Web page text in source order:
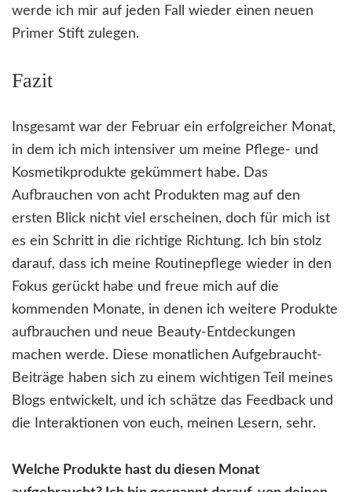
werde ich mir auf jeden Fall wieder einen neuen
Primer Stift zulegen.
Fazit
Insgesamt war der Februar ein erfolgreicher Monat,
in dem ich mich intensiver um meine Pflege- und
Kosmetikprodukte gekümmert habe. Das
Aufbrauchen von acht Produkten mag auf den
ersten Blick nicht viel erscheinen, doch für mich ist
es ein Schritt in die richtige Richtung. Ich bin stolz
darauf, dass ich meine Routinepflege wieder in den
Fokus gerückt habe und freue mich auf die
kommenden Monate, in denen ich weitere Produkte
aufbrauchen und neue Beauty-Entdeckungen
machen werde. Diese monatlichen Aufgebraucht-
Beiträge haben sich zu einem wichtigen Teil meines
Blogs entwickelt, und ich schätze das Feedback und
die Interaktionen von euch, meinen Lesern, sehr.
Welche Produkte hast du diesen Monat